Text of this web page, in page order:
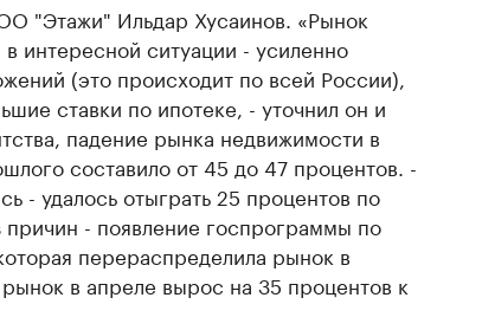
"Этажи" Ильдар Хусаинов. «Рынок
интересной ситуации - усиленно
(это происходит по всей России),
ставки по ипотеке, - уточнил он и
падение рынка недвижимости в
составило от 45 до 47 процентов. -
- удалось отыграть 25 процентов по
- появление госпрограммы по
перераспределила рынок в
в апреле вырос на 35 процентов к